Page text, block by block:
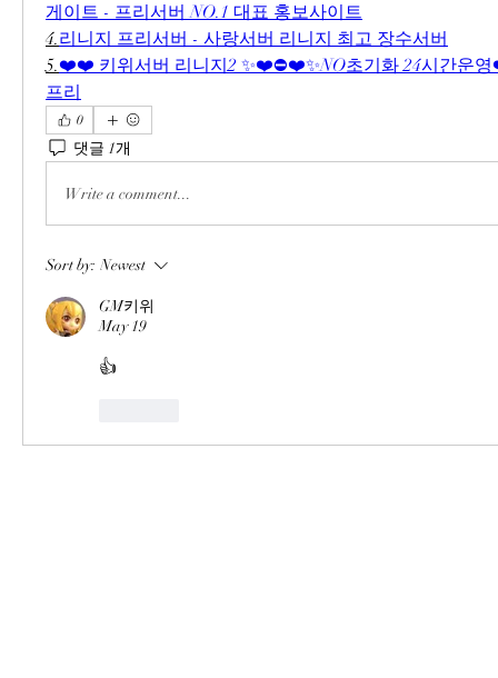
게이트 - 프리서버 NO.1 대표 홍보사이트
4.리니지 프리서버 - 사랑서버 리니지 최고 장수서버
5.❤️❤️ 키위서버 리니지2 ✨❤️⛔❤️✨NO초기화 24시간운
프리
0
댓글 1개
Write a comment...
Sort by: Newest
GM키위
May 19
👍